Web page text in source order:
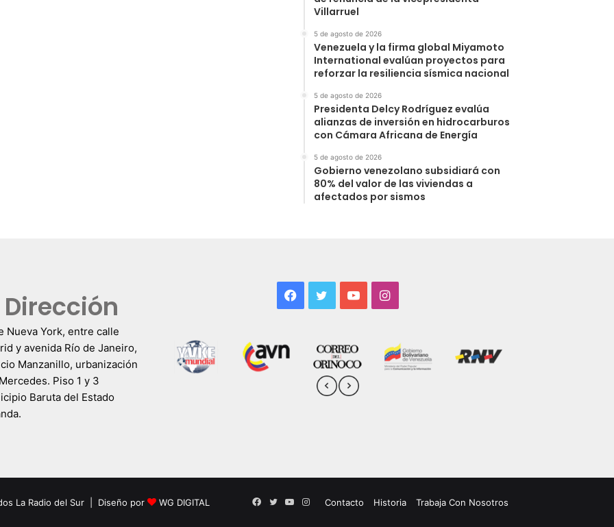
Villarruel
5 de agosto de 2026
Venezuela y la firma global Miyamoto
International evalúan proyectos para
reforzar la resiliencia sísmica nacional
5 de agosto de 2026
Presidenta Delcy Rodríguez evalúa
alianzas de inversión en hidrocarburos
con Cámara Africana de Energía
5 de agosto de 2026
Gobierno venezolano subsidiará con
80% del valor de las viviendas a
afectados por sismos
Dirección
Nueva York, entre calle
y avenida Río de Janeiro,
Manzanillo, urbanización
Piso 1 y 3
Baruta del Estado
Facebook
TwitterYouTubeInstagram
La Radio del Sur | Diseño por WG DIGITAL Contacto Historia Trabaja Con Nosotros
Facebook
TwitterYouTube
Instagram